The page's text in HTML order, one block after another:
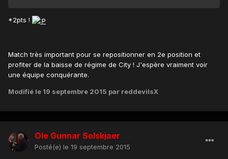
*2pts !
Match très important pour se repositionner en 2e position et
profiter de la baisse de régime de City ! J'espère vraiment voir
une équipe conquérante.
Modifié le 19 septembre 2015 par reddevilsX
Ole Gunnar Solskjaer
Posté(e) le 19 septembre 2015